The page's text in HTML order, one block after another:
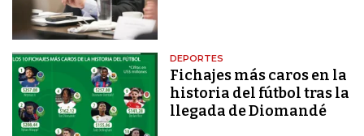
DEPORTES
Fichajes más caros en la
historia del fútbol tras la
llegada de Diomandé